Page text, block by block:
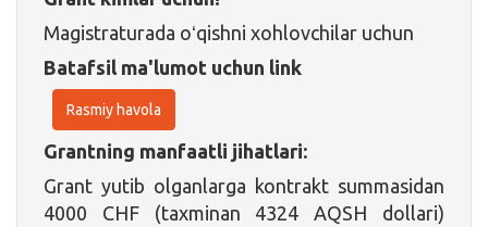
Magistraturada oʻqishni xohlovchilar uchun
Batafsil ma'lumot uchun link
Rasmiy havola
Grantning manfaatli jihatlari:
Grant yutib olganlarga kontrakt summasidan
4000 CHF (taxminan 4324 AQSH dollari)